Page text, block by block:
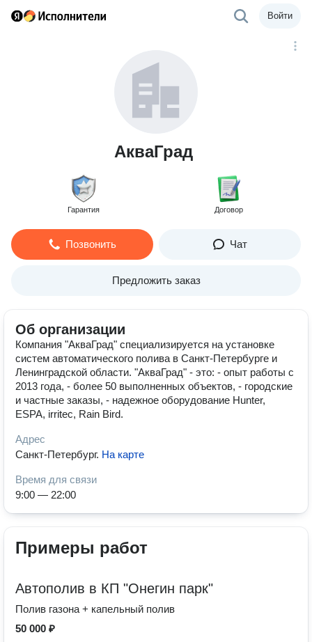
Войти
АкваГрад
Гарантия Договор
Позвонить Чат
Предложить заказ
Об организации
Компания "АкваГрад" специализируется на установке
систем автоматического полива в Санкт-Петербурге и
Ленинградской области. "АкваГрад" - это: - опыт работы с
2013 года, - более 50 выполненных объектов, - городские
и частные заказы, - надежное оборудование Hunter,
ESPA, irritec, Rain Bird.
Адрес
Санкт-Петербург. На карте
Время для связи
9:00 — 22:00
Примеры работ
Автополив в КП "Онегин парк"
Полив газона + капельный полив
50 000 ₽